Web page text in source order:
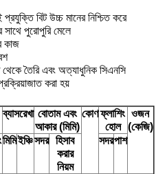
বিট উচ্চ মানের নিশ্চিত করে
সাথে পুরোপুরি মেলে
কাজ
তৈরি এবং অত্যাধুনিক সিএনসি
করা হয়
ব্যাসরেখা বোতাম এবং
আকার (মিমি)
কোণ ফ্লাশিং
হোল
ওজন
(কেজি)
মিমিইঞ্চিসদর
হিসাব
করার
নিয়ম
সদরপাশ